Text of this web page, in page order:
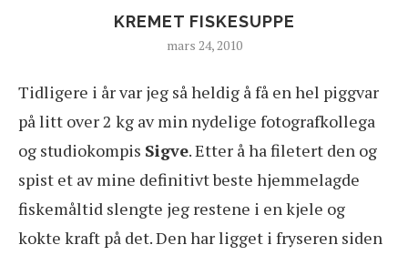
KREMET FISKESUPPE
mars 24, 2010
Tidligere i år var jeg så heldig å få en hel piggvar
på litt over 2 kg av min nydelige fotografkollega
og studiokompis Sigve. Etter å ha filetert den og
spist et av mine definitivt beste hjemmelagde
fiskemåltid slengte jeg restene i en kjele og
kokte kraft på det. Den har ligget i fryseren siden